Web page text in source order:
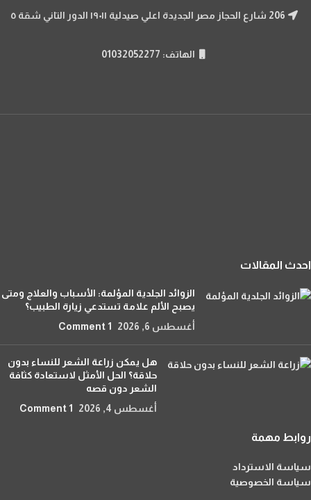
الهاتف: 01032052277
احدث المقالات
الزوائد الجلدية المؤلمة: الأسباب والعلاج ومتى
يصبح الألم علامة تستدعي زيارة الطبيب؟
أغسطس 6, 2026
1 Comment
هل يمكن زراعة الشعر للنساء بدون
حلاقة؟ الحل الأمثل لاستعادة كثافة
الشعر دون قصه
أغسطس 4, 2026
1 Comment
روابط مهمة
سياسة الاسترداد
سياسة الخصوصية